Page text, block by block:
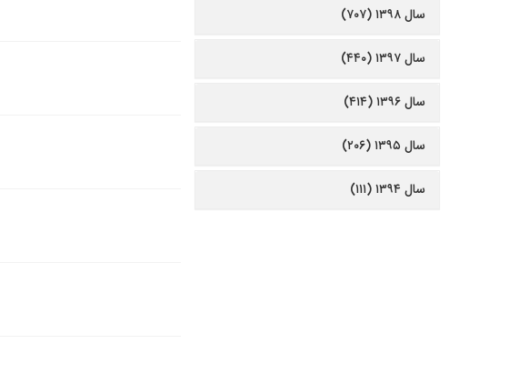
سال ۱۳۹۸ (۷۰۷)
سال ۱۳۹۷ (۴۴۰)
سال ۱۳۹۶ (۴۱۴)
سال ۱۳۹۵ (۲۰۶)
سال ۱۳۹۴ (۱۱۱)